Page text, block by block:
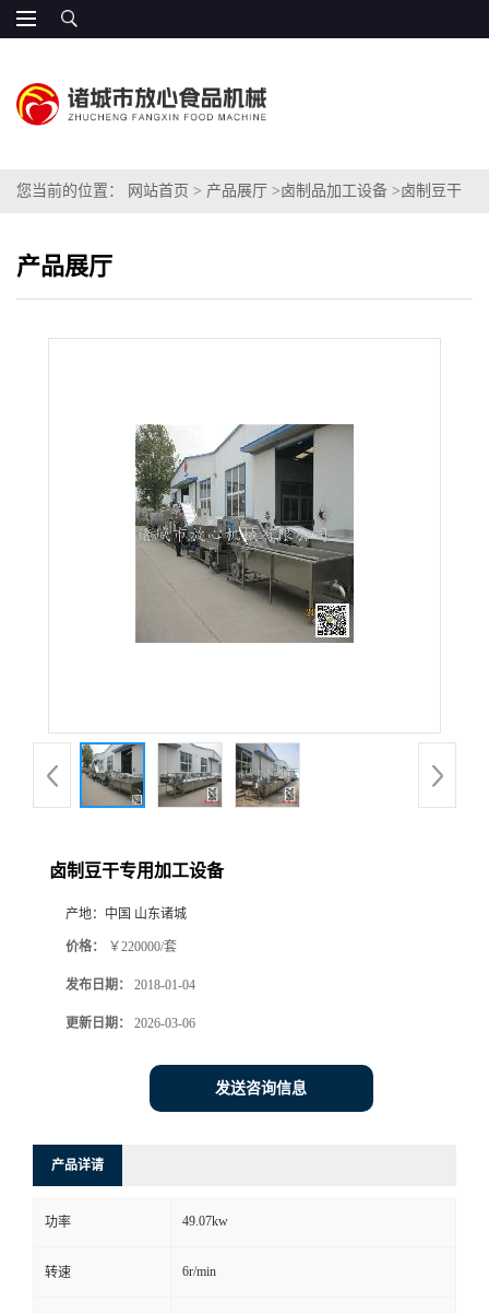
您当前的位置： 网站首页 > 产品展厅 >卤制品加工设备 >卤制豆干
产品展厅
卤制豆干专用加工设备
产地： 中国 山东诸城
价格： ￥220000/套
发布日期： 2018-01-04
更新日期： 2026-03-06
发送咨询信息
产品详请
功率 49.07kw
转速 6r/min